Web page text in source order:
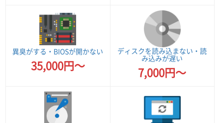
異臭がする・BIOSが開かない
35,000円～
ディスクを読み込まない・読
み込みが遅い
7,000円～